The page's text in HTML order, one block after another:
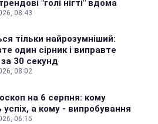
"голі нігті" вдома
08:43
тільки найрозумніший:
один сірник і виправте
30 секунд
08:02
на 6 серпня: кому
успіх, а кому - випробування
06:15